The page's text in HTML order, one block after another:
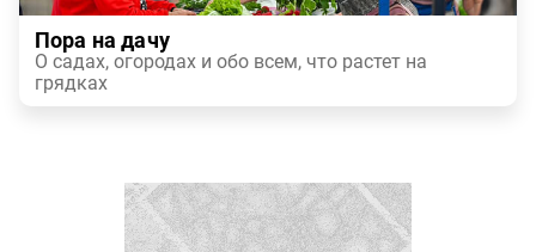
Пора на дачу
О садах, огородах и обо всем, что растет на
грядках